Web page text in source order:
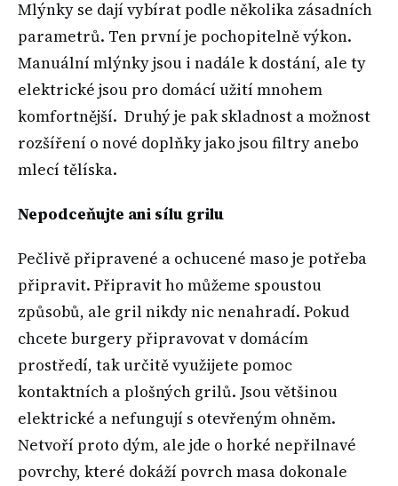
Mlýnky se dají vybírat podle několika zásadních
parametrů. Ten první je pochopitelně výkon.
Manuální mlýnky jsou i nadále k dostání, ale ty
elektrické jsou pro domácí užití mnohem
komfortnější. Druhý je pak skladnost a možnost
rozšíření o nové doplňky jako jsou filtry anebo
mlecí tělíska.
Nepodceňujte ani sílu grilu
Pečlivě připravené a ochucené maso je potřeba
připravit. Připravit ho můžeme spoustou
způsobů, ale gril nikdy nic nenahradí. Pokud
chcete burgery připravovat v domácím
prostředí, tak určitě využijete pomoc
kontaktních a plošných grilů. Jsou většinou
elektrické a nefungují s otevřeným ohněm.
Netvoří proto dým, ale jde o horké nepřilnavé
povrchy, které dokáží povrch masa dokonale